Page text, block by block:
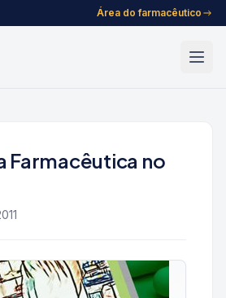
Área do farmacêutico
Farmacêutica no